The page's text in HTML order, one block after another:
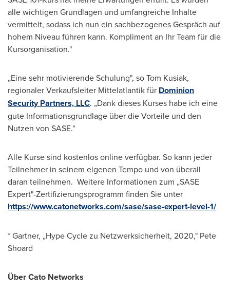
alle wichtigen Grundlagen und umfangreiche Inhalte
vermittelt, sodass ich nun ein sachbezogenes Gespräch auf
hohem Niveau führen kann. Kompliment an Ihr Team für die
Kursorganisation."
„Eine sehr motivierende Schulung", soTom Kusiak,
regionaler Verkaufsleiter Mittelatlantik für Dominion
SecurityPartners, LLC. „Dank dieses Kurses habe ich eine
gute Informationsgrundlage über die Vorteile und den
Nutzen von SASE."
Alle Kursesind kostenlos online verfügbar. So kann jeder
Teilnehmer in seinem eigenen Tempo und von überall
daran teilnehmen. Weitere Informationen zum „SASE
Expert"-Zertifizierungsprogramm finden Sie unter
https://www.catonetworks.com/sase/sase-expert-level-1/
* Gartner, „Hype Cycle zu Netzwerksicherheit, 2020," Pete
Shoard
Über Cato Networks